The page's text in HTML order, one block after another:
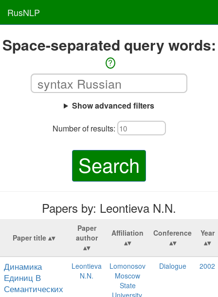
RusNLP
Space-separated query words:
?
Show advanced filters
Number of results:
Search
Papers by: Leontieva N.N.
Paper title
Paper
author
Affiliation Conference Year
Динамика
Единиц В
Семантических
Leontieva
N.N.
Lomonosov
Moscow
State
University,
Dialogue 2002